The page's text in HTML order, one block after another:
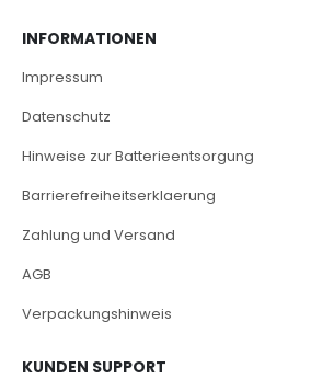
INFORMATIONEN
Impressum
Datenschutz
Hinweise zur Batterieentsorgung
Barrierefreiheitserklaerung
Zahlung und Versand
AGB
Verpackungshinweis
KUNDEN SUPPORT